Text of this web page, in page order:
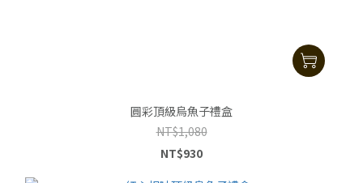
圓彩頂級烏魚子禮盒
NT$1,080
NT$930